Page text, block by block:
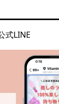
式LINE